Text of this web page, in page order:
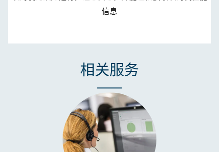
信息
相关服务